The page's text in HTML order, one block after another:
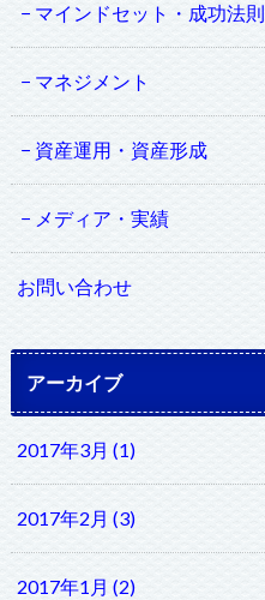
マインドセット・成功法則
マネジメント
資産運用・資産形成
メディア・実績
お問い合わせ
アーカイブ
2017年3月 (1)
2017年2月 (3)
2017年1月 (2)